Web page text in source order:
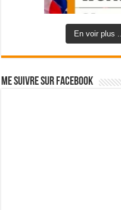
En voir plus ...
Me suivre sur Facebook